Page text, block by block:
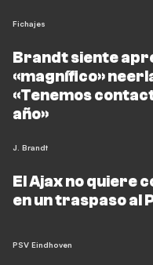
Fichajes
Brandt siente
«magnífico»
«Tenemos
año»
J. Brandt
El Ajax no quiere
en un traspaso al
PSV Eindhoven